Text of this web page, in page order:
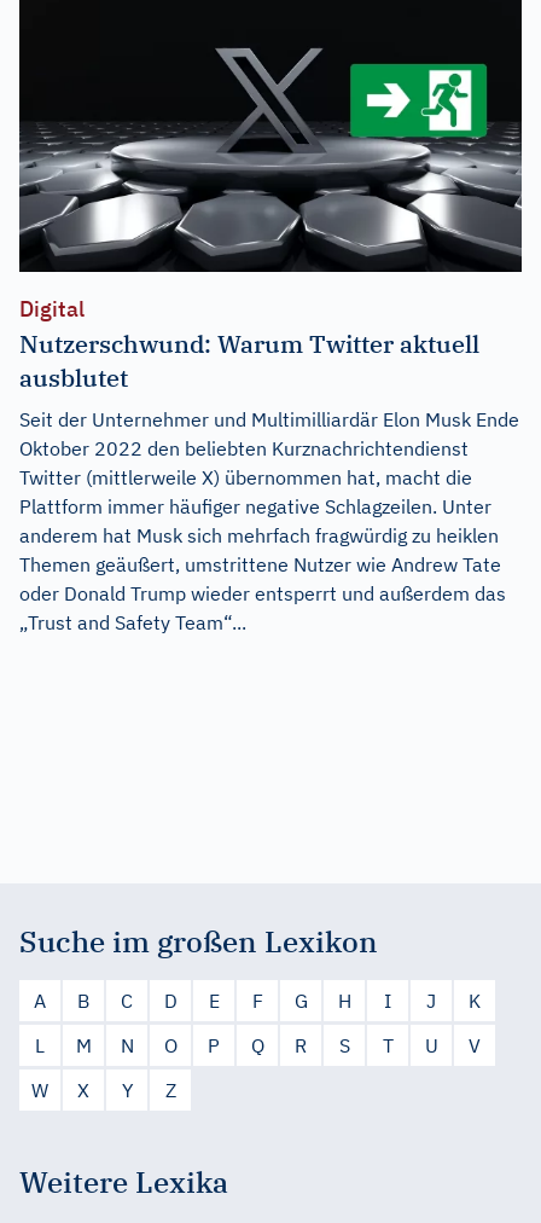
Digital
Nutzerschwund: Warum Twitter aktuell
ausblutet
Seit der Unternehmer und Multimilliardär Elon Musk Ende
Oktober 2022 den beliebten Kurznachrichtendienst
Twitter (mittlerweile X) übernommen hat, macht die
Plattform immer häufiger negative Schlagzeilen. Unter
anderem hat Musk sich mehrfach fragwürdig zu heiklen
Themen geäußert, umstrittene Nutzer wie Andrew Tate
oder Donald Trump wieder entsperrt und außerdem das
„Trust and Safety Team“...
Suche im großen Lexikon
A B C D E F G H I J
K
L
M N O P Q R S T U
V
W
X Y Z
Weitere Lexika